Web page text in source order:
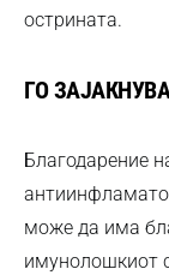
острината.
ГО
Благодарение
може да има
имунолошкиот